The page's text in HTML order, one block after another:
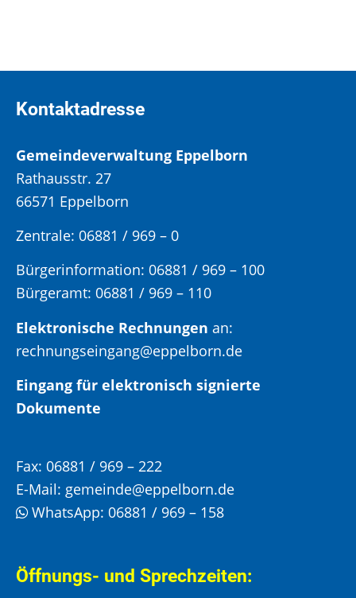
Kontaktadresse
Gemeindeverwaltung Eppelborn
Rathausstr. 27
66571 Eppelborn
Zentrale: 06881 / 969 – 0
Bürgerinformation: 06881 / 969 – 100
Bürgeramt: 06881 / 969 – 110
Elektronische Rechnungen an:
rechnungseingang@eppelborn.de
Eingang für elektronisch signierte
Dokumente
Fax: 06881 / 969 – 222
E-Mail: gemeinde@eppelborn.de
WhatsApp: 06881 / 969 – 158
Öffnungs- und Sprechzeiten: